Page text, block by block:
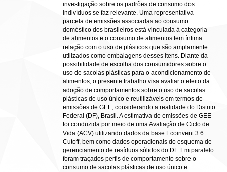
investigação sobre os padrões de consumo dos
indivíduos se faz relevante. Uma representativa
parcela de emissões associadas ao consumo
doméstico dos brasileiros está vinculada à categoria
de alimentos e o consumo de alimentos tem íntima
relação com o uso de plásticos que são amplamente
utilizados como embalagens desses itens. Diante da
possibilidade de escolha dos consumidores sobre o
uso de sacolas plásticas para o acondicionamento de
alimentos, o presente trabalho visa avaliar o efeito da
adoção de comportamentos sobre o uso de sacolas
plásticas de uso único e reutilizáveis em termos de
emissões de GEE, considerando a realidade do Distrito
Federal (DF), Brasil. A estimativa de emissões de GEE
foi conduzida por meio de uma Avaliação de Ciclo de
Vida (ACV) utilizando dados da base Ecoinvent 3.6
Cutoff, bem como dados operacionais do esquema de
gerenciamento de resíduos sólidos do DF. Em paralelo
foram traçados perfis de comportamento sobre o
consumo de sacolas plásticas de uso único e